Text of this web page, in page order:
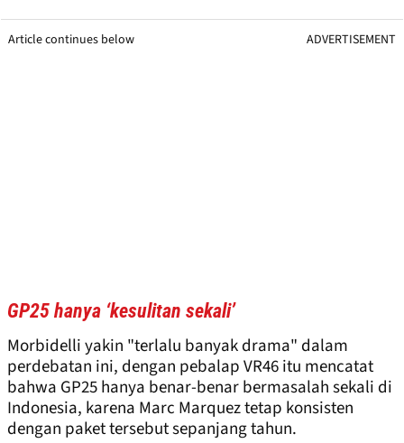
Article continues below ADVERTISEMENT
GP25 hanya ‘kesulitan sekali’
Morbidelli yakin "terlalu banyak drama" dalam
perdebatan ini, dengan pebalap VR46 itu mencatat
bahwa GP25 hanya benar-benar bermasalah sekali di
Indonesia, karena Marc Marquez tetap konsisten
dengan paket tersebut sepanjang tahun.